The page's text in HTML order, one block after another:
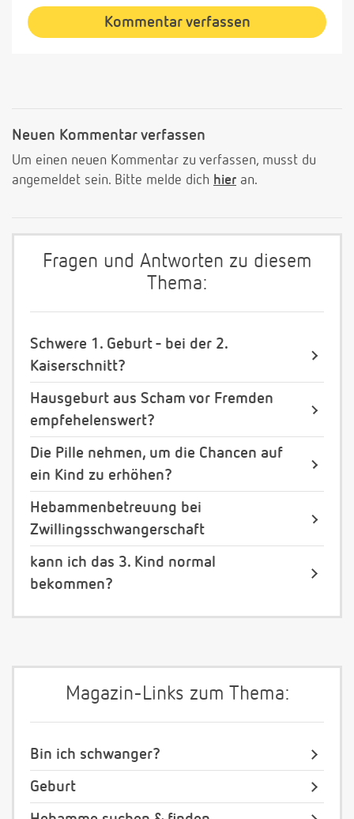
Kommentar verfassen
Neuen Kommentar verfassen
Um einen neuen Kommentar zu verfassen, musst du
angemeldet sein. Bitte melde dich hier an.
Fragen und Antworten zu diesem
Thema:
Schwere 1. Geburt - bei der 2.
Kaiserschnitt?
Hausgeburt aus Scham vor Fremden
empfehelenswert?
Die Pille nehmen, um die Chancen auf
ein Kind zu erhöhen?
Hebammenbetreuung bei
Zwillingsschwangerschaft
kann ich das 3. Kind normal
bekommen?
Magazin-Links zum Thema:
Bin ich schwanger?
Geburt